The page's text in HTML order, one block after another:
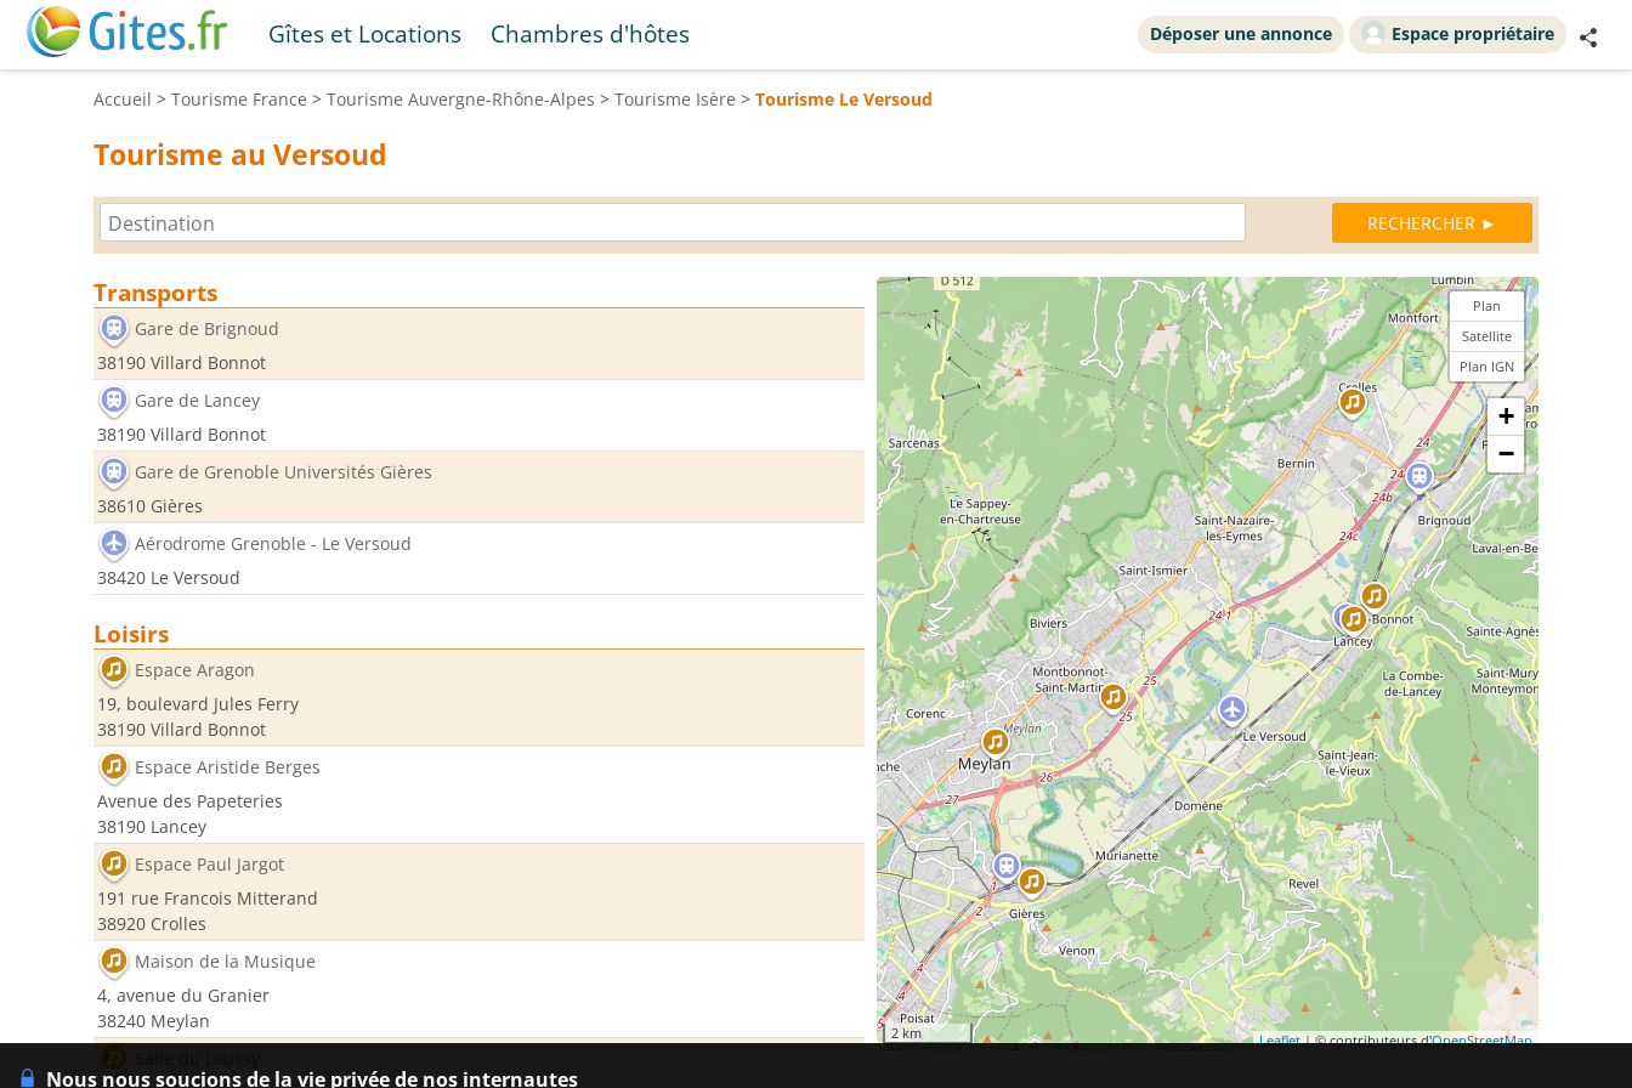
Gîtes et Locations Chambres d'hôtes Déposer une annonce Espace propriétaire
Accueil > Tourisme France > Tourisme Auvergne-Rhône-Alpes > Tourisme Isère > Tourisme Le Versoud
Tourisme au Versoud
Transports
Gare de Brignoud
38190 Villard Bonnot
Gare de Lancey
38190 Villard Bonnot
Gare de Grenoble Universités Gières
38610 Gières
Aérodrome Grenoble - Le Versoud
38420 Le Versoud
Loisirs
Espace Aragon
19, boulevard Jules Ferry
38190 Villard Bonnot
Espace Aristide Berges
Avenue des Papeteries
38190 Lancey
Espace Paul Jargot
191 rue Francois Mitterand
38920 Crolles
Maison de la Musique
4, avenue du Granier
38240 Meylan
Plan
Satellite
Plan IGN
+
−
2 km Leaflet| © contributeurs d'OpenStreetMap
Nous nous soucions de la vie privée de nos internautes